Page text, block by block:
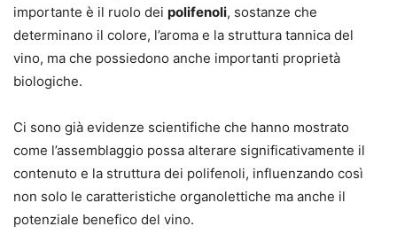
importante è il ruolo dei polifenoli, sostanze che
determinano il colore, l’aroma e la struttura tannica del
vino, ma che possiedono anche importanti proprietà
biologiche.
Ci sono già evidenze scientifiche che hanno mostrato
come l’assemblaggio possa alterare significativamente il
contenuto e la struttura dei polifenoli, influenzando così
non solo le caratteristiche organolettiche ma anche il
potenziale benefico del vino.